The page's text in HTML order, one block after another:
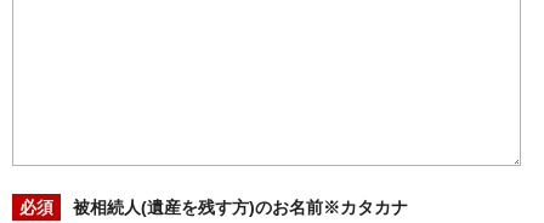
必須
被相続人(遺産を残す方)のお名前※カタカナ